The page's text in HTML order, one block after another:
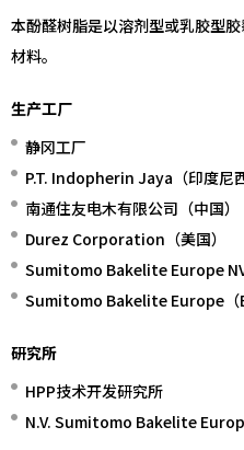
本酚醛树脂是以溶剂型或乳胶型
材料。
生产工厂
静冈工厂
P.T. Indopherin Jaya（印度尼
南通住友电木有限公司（中国）
Durez Corporation（美国）
Sumitomo Bakelite Europe NV
Sumitomo Bakelite Europe（
研究所
HPP技术开发研究所
N.V. Sumitomo Bakelite